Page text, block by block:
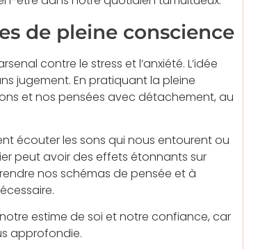
de pleine conscience
contre le stress et l’anxiété. L’idée
jugement. En pratiquant la pleine
et nos pensées avec détachement, au
écouter les sons qui nous entourent ou
peut avoir des effets étonnants sur
nos schémas de pensée et à
estime de soi et notre confiance, car
approfondie.